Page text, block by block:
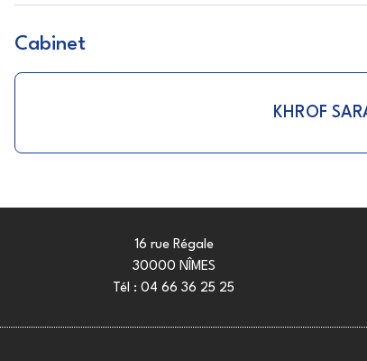
Cabinet
KHROF
16 rue Régale
30000 NÎMES
Tél : 04 66 36 25 25